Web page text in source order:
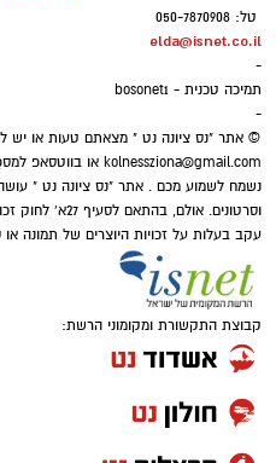
טל: 050-7870908
elda@isnet.co.il
-
תמיכה טכנית - bosonet1
-
© אתר "נס ציונה נט " מצאתם טעות או יש
kolnessziona@gmail.com
נשמח לשמוע מכם . אתר "נס ציונה נט "
וסרטונים. אולם,
עקב בעלות על זכויות היוצרים של תמונה
קבוצת התקשורת ומקומוני הרשת: